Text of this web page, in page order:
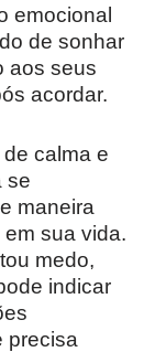
emocional
de sonhar
aos seus
acordar.
calma e
se
maneira
sua vida.
medo,
indicar
precisa